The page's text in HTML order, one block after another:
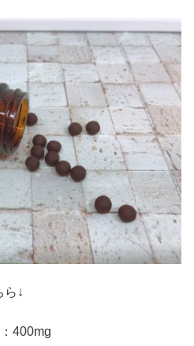
ら↓
400mg